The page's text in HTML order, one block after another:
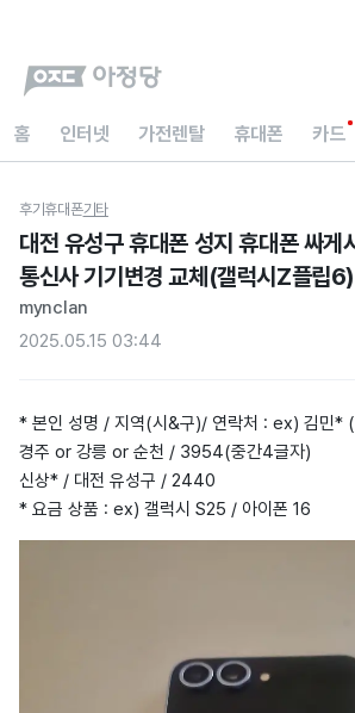
홈 인터넷 가전렌탈 휴대폰 카드
후기휴대폰기타
대전 유성구 휴대폰 성지 휴대폰 싸게
통신사 기기변경 교체(갤럭시Z플립
아정당 내돈내산후기
mynclan
2025.05.15 03:44
* 본인 성명 / 지역(시&구)/ 연락처 : ex) 김민*
경주 or 강릉 or 순천 / 3954(중간4글자)
신상* / 대전 유성구 / 2440
* 요금 상품 : ex) 갤럭시 S25 / 아이폰 16